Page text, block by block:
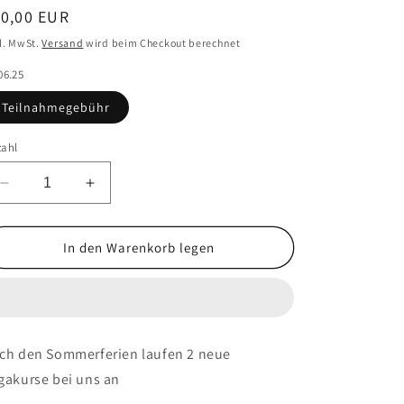
EUR
MwSt.Versand wird beim Checkout berechnet
Teilnahmegebühr
Verringere
die
Menge
Yoga
|
23.06.25
Erhöhe
die
Menge
für
Yoga
|
23.06.25
In den Warenkorb legen
den Sommerferien laufen 2 neue
bei uns an